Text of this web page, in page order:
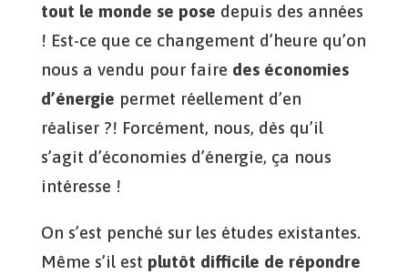
tout le monde se pose depuis des années
! Est-ce que ce changement d’heure qu’on
nous a vendu pour faire des économies
d’énergie permet réellement d’en
réaliser ?! Forcément, nous, dès qu’il
s’agit d’économies d’énergie, ça nous
intéresse !
On s’est penché sur les études existantes.
Même s’il est plutôt difficile de répondre